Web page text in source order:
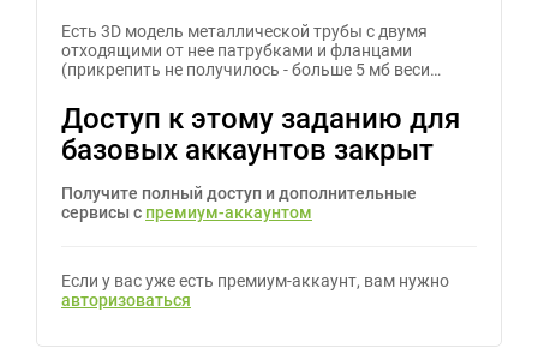
Есть 3D модель металлической трубы с двумя
отходящими от нее патрубками и фланцами
(прикрепить не получилось - больше 5 мб веси…
Доступ к этому заданию для
базовых аккаунтов закрыт
Получите полный доступ и дополнительные
сервисы с премиум-аккаунтом
Если у вас уже есть премиум-аккаунт, вам нужно
авторизоваться